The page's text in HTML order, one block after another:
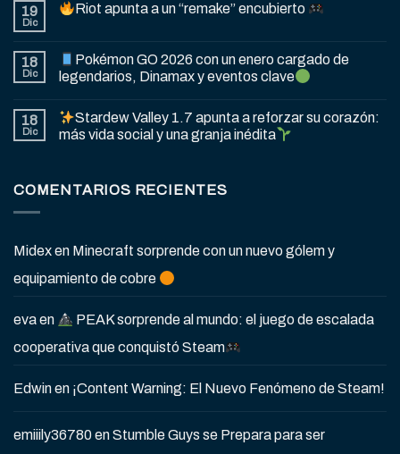
19
Dic
Riot apunta a un “remake” encubierto
18
Dic
Pokémon GO 2026 con un enero cargado de
legendarios, Dinamax y eventos clave
18
Dic
Stardew Valley 1.7 apunta a reforzar su corazón:
más vida social y una granja inédita
COMENTARIOS RECIENTES
Midexen Minecraft sorprende con un nuevo gólem y
equipamiento de cobre
evaen
PEAK sorprende al mundo: el juego de escalada
cooperativa que conquistó Steam
Edwinen ¡Content Warning: El Nuevo Fenómeno de Steam!
emiiily36780enStumble Guys se Prepara para ser